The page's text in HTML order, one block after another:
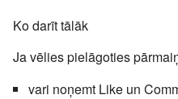
Ko darīt tālāk
Ja vēlies pielāgoties
vari noņemt Like un